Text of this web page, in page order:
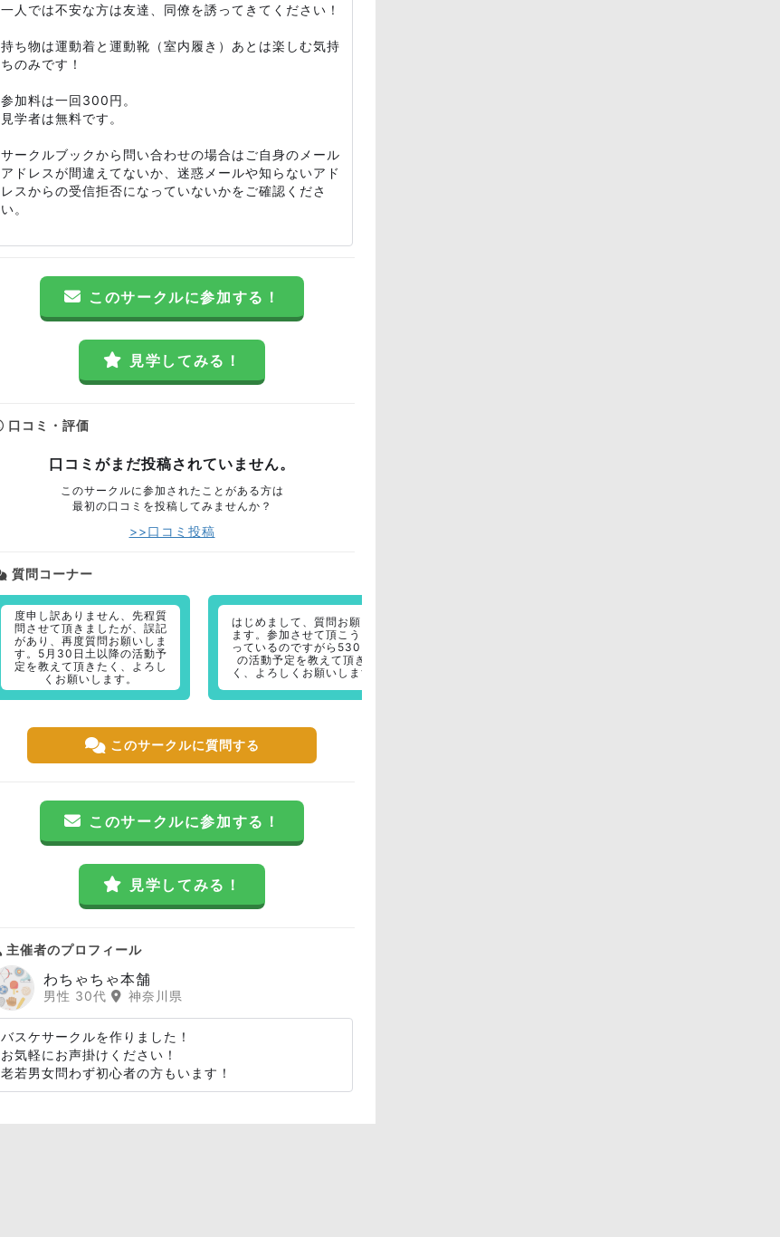
一人では不安な方は友達、同僚を誘ってきてください！
持ち物は運動着と運動靴（室内履き）あとは楽しむ気持
ちのみです！
参加料は一回300円。
見学者は無料です。
サークルブックから問い合わせの場合はご自身のメール
アドレスが間違えてないか、迷惑メールや知らないアド
レスからの受信拒否になっていないかをご確認くださ
い。
このサークルに参加する！
見学してみる！
口コミ・評価
口コミがまだ投稿されていません。
このサークルに参加されたことがある方は
最初の口コミを投稿してみませんか？
>>口コミ投稿
質問コーナー
度申し訳ありません、先程質
問させて頂きましたが、誤記
があり、再度質問お願いしま
す。5月30日土以降の活動予
定を教えて頂きたく、よろし
くお願いします。
はじめまして、質問お願いし
ます。参加させて頂こうと思
っているのですがら530以降
の活動予定を教えて頂きた
く、よろしくお願いします。
このサークルに質問する
このサークルに参加する！
見学してみる！
主催者のプロフィール
わちゃちゃ本舗
男性 30代 神奈川県
バスケサークルを作りました！
お気軽にお声掛けください！
老若男女問わず初心者の方もいます！